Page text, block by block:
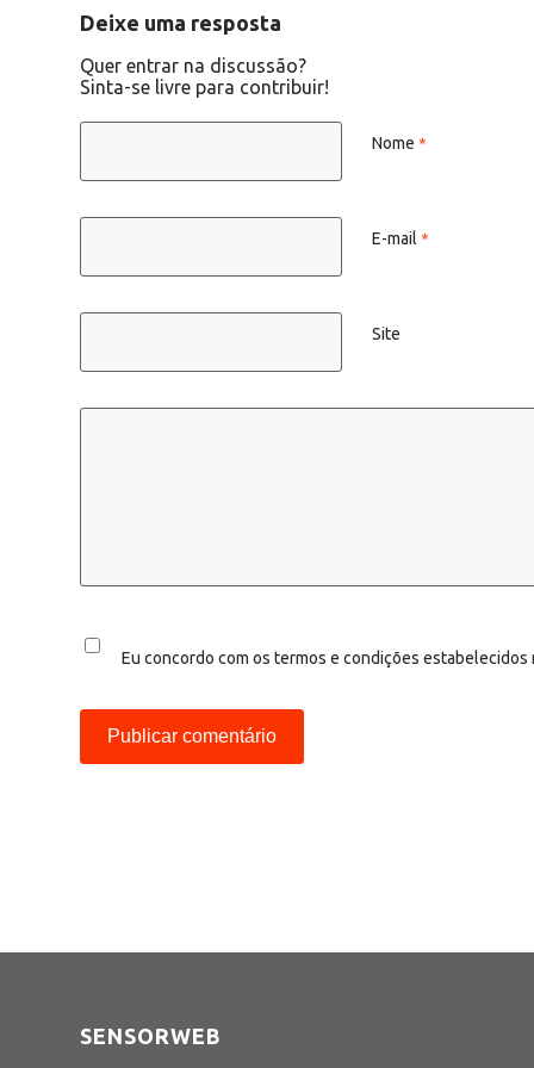
Deixe uma resposta
Quer entrar na discussão?
Sinta-se livre para contribuir!
Nome *
E-mail *
Site
Eu concordo com os termos e condições estabelecidos
SENSORWEB